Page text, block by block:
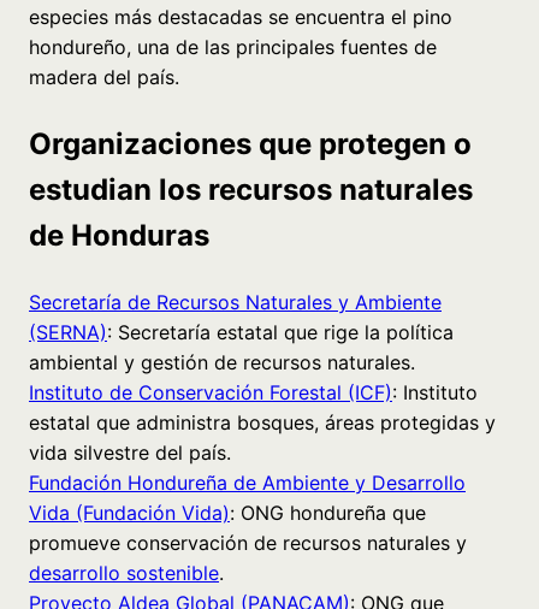
especies más destacadas se encuentra el pino
hondureño, una de las principales fuentes de
madera del país.
Organizaciones que protegen o
estudian los recursos naturales
de Honduras
Secretaría de Recursos Naturales y Ambiente
(SERNA): Secretaría estatal que rige la política
ambiental y gestión de recursos naturales.
Instituto de Conservación Forestal (ICF): Instituto
estatal que administra bosques, áreas protegidas y
vida silvestre del país.
Fundación Hondureña de Ambiente y Desarrollo
Vida (Fundación Vida): ONG hondureña que
promueve conservación de recursos naturales y
desarrollo sostenible.
Proyecto Aldea Global (PANACAM): ONG que